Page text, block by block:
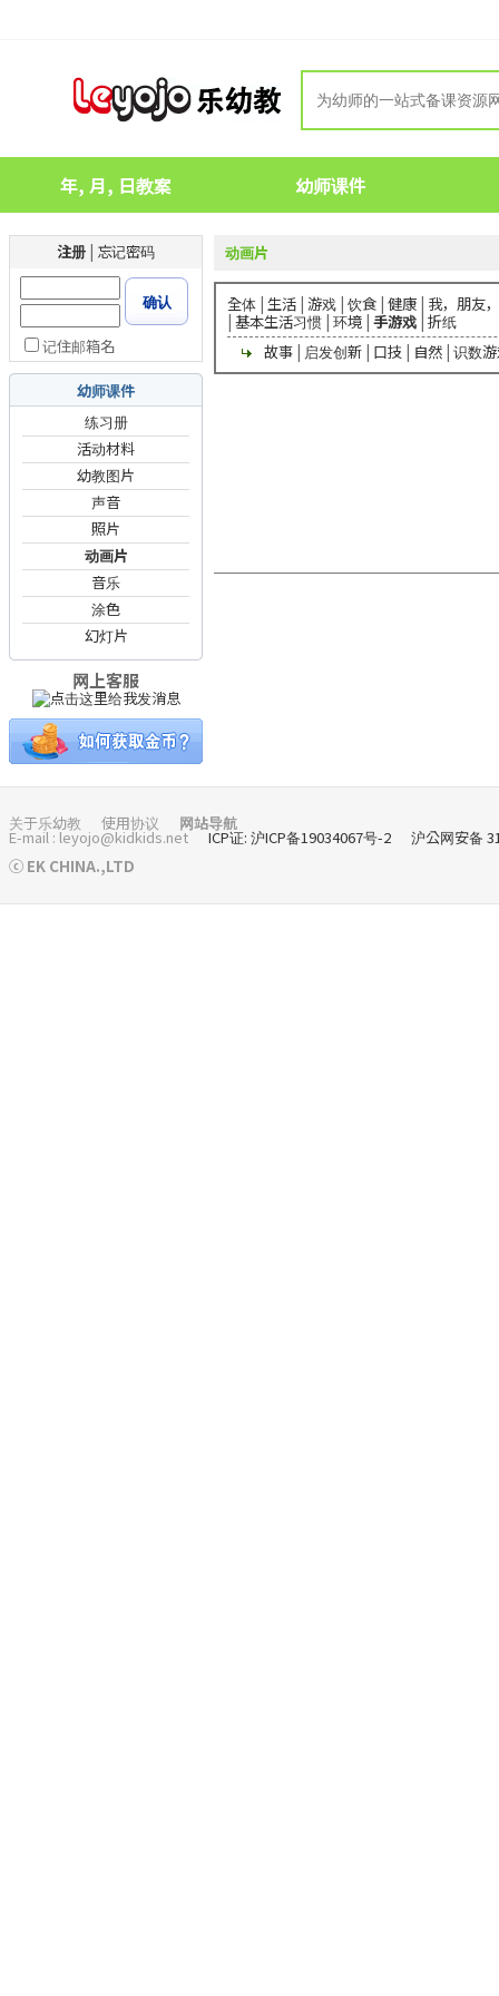
年, 月, 日教案 幼师课件
注册 | 忘记密码
确认
记住邮箱名
幼师课件
练习册
活动材料
幼教图片
声音
照片
动画片
音乐
涂色
幻灯片
网上客服
动画片
全体 | 生活 | 游戏 | 饮食 | 健康 | 我，朋友
| 基本生活习惯 | 环境 | 手游戏 折纸
故事 | 启发创新 | 口技 | 自然 | 识数
关于乐幼教 使用协议 网站导航
E-mail : leyojo@kidkids.net ICP证: 沪ICP备19034067号-2
沪公网安备
ⓒ EK CHINA.,LTD